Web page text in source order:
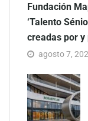
Fundación
‘Talento
creadas por y
agosto 7,